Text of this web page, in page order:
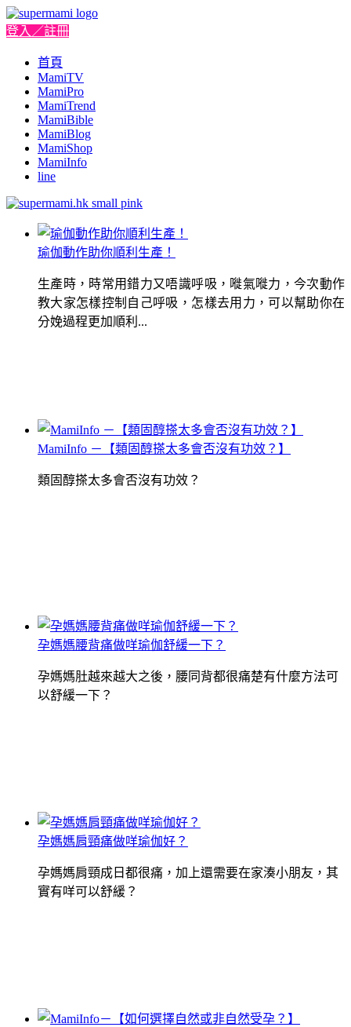
登入／註冊
首頁
MamiTV
MamiPro
MamiTrend
MamiBible
MamiBlog
MamiShop
MamiInfo
line
瑜伽動作助你順利生產！
生產時，時常用錯力又唔識呼吸，嘥氣嘥力，今次動作
教大家怎樣控制自己呼吸，怎樣去用力，可以幫助你在
分娩過程更加順利...
MamiInfo －【類固醇搽太多會否沒有功效？】
類固醇搽太多會否沒有功效？
孕媽媽腰背痛做咩瑜伽舒緩一下？
孕媽媽肚越來越大之後，腰同背都很痛楚有什麼方法可
以舒緩一下？
孕媽媽肩頸痛做咩瑜伽好？
孕媽媽肩頸成日都很痛，加上還需要在家湊小朋友，其
實有咩可以舒緩？